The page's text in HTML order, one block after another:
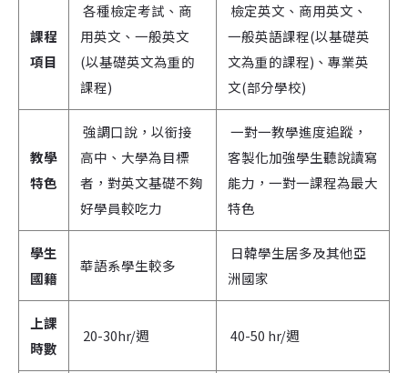
課程
項目
各種檢定考試、商
用英文、一般英文
(以基礎英文為重的
課程)
檢定英文、商用英文、
一般英語課程(以基礎英
文為重的課程)、專業英
文(部分學校)
教學
特色
強調口說，以銜接
高中、大學為目標
者，對英文基礎不夠
好學員較吃力
一對一教學進度追蹤，
客製化加強學生聽說讀寫
能力，一對一課程為最大
特色
學生
國籍
華語系學生較多
日韓學生居多及其他亞
洲國家
上課
時數
20-30hr/週 40-50 hr/週